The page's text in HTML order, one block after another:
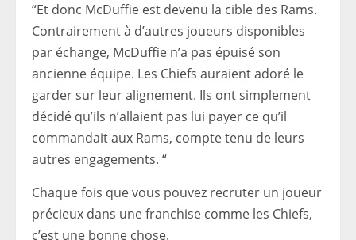
“Et donc McDuffie est devenu la cible des Rams.
Contrairement à d’autres joueurs disponibles
par échange, McDuffie n’a pas épuisé son
ancienne équipe. Les Chiefs auraient adoré le
garder sur leur alignement. Ils ont simplement
décidé qu’ils n’allaient pas lui payer ce qu’il
commandait aux Rams, compte tenu de leurs
autres engagements. “
Chaque fois que vous pouvez recruter un joueur
précieux dans une franchise comme les Chiefs,
c’est une bonne chose.